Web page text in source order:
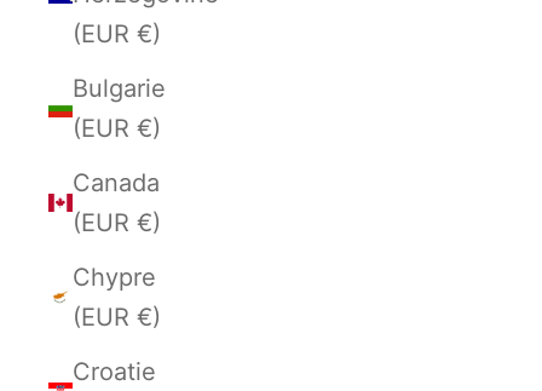
(EUR €)
Bulgarie
(EUR €)
Canada
(EUR €)
Chypre
(EUR €)
Croatie